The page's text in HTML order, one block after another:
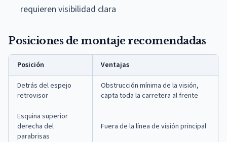
requieren visibilidad clara
Posiciones de montaje recomendadas
Posición Ventajas
Detrás del espejo
retrovisor
Obstrucción mínima de la visión,
capta toda la carretera al frente
Esquina superior
derecha del
parabrisas
Fuera de la línea de visión principal